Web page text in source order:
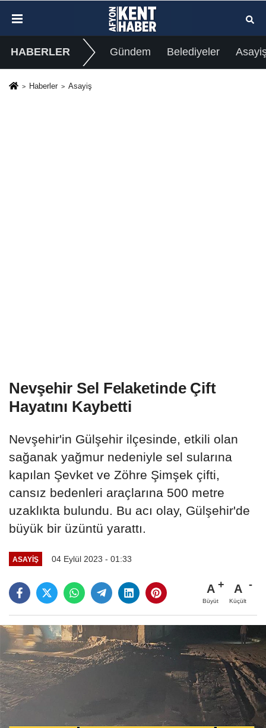
HABERLER Gündem Belediyeler
Haberler Asayiş
Nevşehir Sel Felaketinde Çift
Hayatını Kaybetti
Nevşehir'in Gülşehir ilçesinde, etkili olan
sağanak yağmur nedeniyle sel sularına
kapılan Şevket ve Zöhre Şimşek çifti,
cansız bedenleri araçlarına 500 metre
uzaklıkta bulundu. Bu acı olay, Gülşehir'de
büyük bir üzüntü yarattı.
ASAYIŞ 04 Eylül 2023 - 01:33
A
Büyüt
A
Küçült